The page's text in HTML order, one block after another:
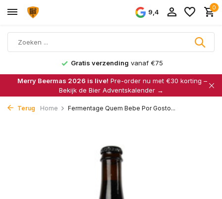
9,4
0
Gratis verzending vanaf €75
Merry Beermas 2026 is live! Pre-order nu met €30 korting –
Bekijk de Bier Adventskalender →
Terug Home Fermentage Quem Bebe Por Gosto...